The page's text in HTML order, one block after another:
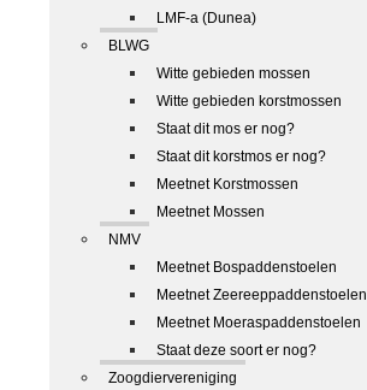
LMF-a (Dunea)
BLWG
Witte gebieden mossen
Witte gebieden korstmossen
Staat dit mos er nog?
Staat dit korstmos er nog?
Meetnet Korstmossen
Meetnet Mossen
NMV
Meetnet Bospaddenstoelen
Meetnet Zeereeppaddenstoelen
Meetnet Moeraspaddenstoelen
Staat deze soort er nog?
Zoogdiervereniging